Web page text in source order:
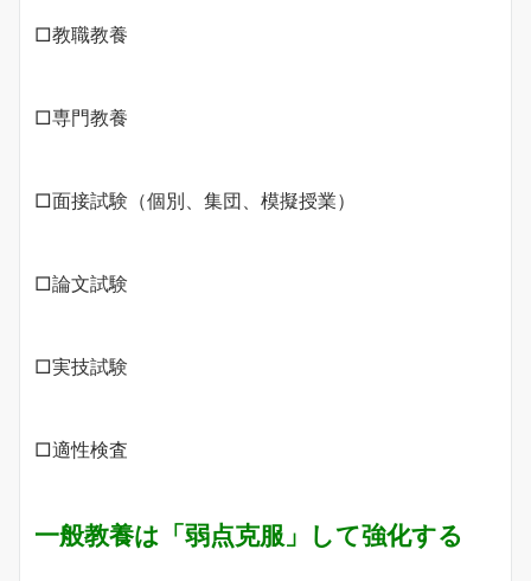
□教職教養
□専門教養
□面接試験（個別、集団、模擬授業）
□論文試験
□実技試験
□適性検査
一般教養は「弱点克服」して強化する